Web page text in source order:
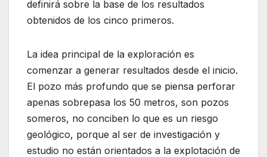
definirá sobre la base de los resultados
obtenidos de los cinco primeros.
La idea principal de la exploración es
comenzar a generar resultados desde el inicio.
El pozo más profundo que se piensa perforar
apenas sobrepasa los 50 metros, son pozos
someros, no conciben lo que es un riesgo
geológico, porque al ser de investigación y
estudio no están orientados a la explotación de